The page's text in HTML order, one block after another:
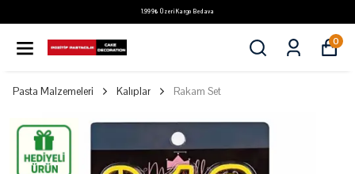
1.999₺ Üzeri Kargo Bedava
0
Pasta Malzemeleri Kalıplar Rakam Set